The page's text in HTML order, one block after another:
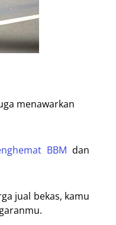
menawarkan
BBM dan
jual bekas, kamu